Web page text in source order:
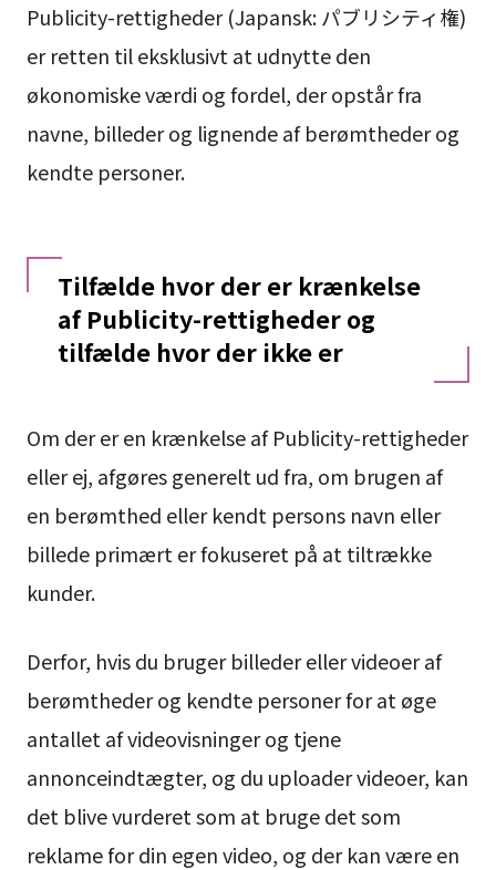
Publicity-rettigheder (Japansk: パブリシティ権)
er retten til eksklusivt at udnytte den
økonomiske værdi og fordel, der opstår fra
navne, billeder og lignende af berømtheder og
kendte personer.
Tilfælde hvor der er krænkelse
af Publicity-rettigheder og
tilfælde hvor der ikke er
Om der er en krænkelse af Publicity-rettigheder
eller ej, afgøres generelt ud fra, om brugen af
en berømthed eller kendt persons navn eller
billede primært er fokuseret på at tiltrække
kunder.
Derfor, hvis du bruger billeder eller videoer af
berømtheder og kendte personer for at øge
antallet af videovisninger og tjene
annonceindtægter, og du uploader videoer, kan
det blive vurderet som at bruge det som
reklame for din egen video, og der kan være en